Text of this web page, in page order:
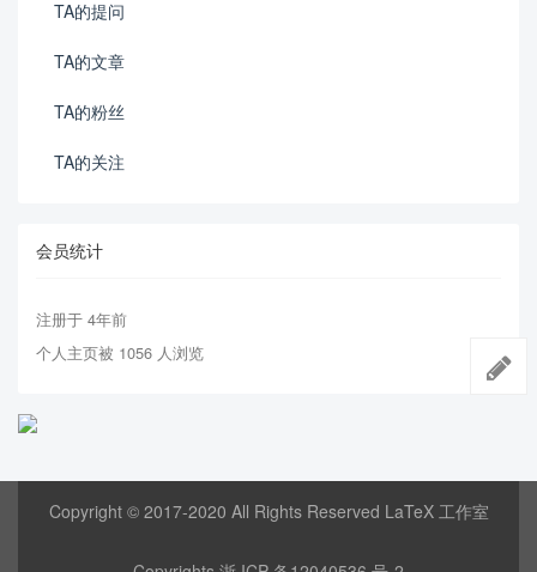
TA的提问
TA的文章
TA的粉丝
TA的关注
会员统计
注册于 4年前
个人主页被 1056 人浏览
Copyright © 2017-2020 All Rights Reserved LaTeX 工作室